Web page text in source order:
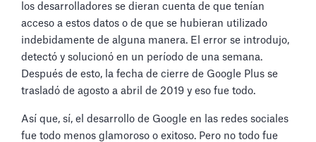
los desarrolladores se dieran cuenta de que tenían
acceso a estos datos o de que se hubieran utilizado
indebidamente de alguna manera. El error se introdujo,
detectó y solucionó en un período de una semana.
Después de esto, la fecha de cierre de Google Plus se
trasladó de agosto a abril de 2019 y eso fue todo.
Así que, sí, el desarrollo de Google en las redes sociales
fue todo menos glamoroso o exitoso. Pero no todo fue